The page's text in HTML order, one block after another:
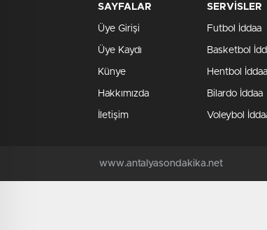
SAYFALAR
Üye Girişi
Üye Kaydı
Künye
Hakkımızda
İletişim
SERVİSLER
Futbol İddaa
Basketbol
Hentbol İddaa
Bilardo İddaa
Voleybol
www.antalyasondakika.net